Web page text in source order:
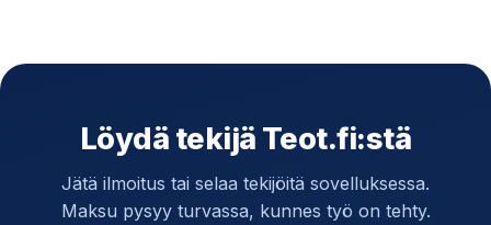
Löydä tekijä Teot.fi:stä
Jätä ilmoitus tai selaa tekijöitä sovelluksessa.
Maksu pysyy turvassa, kunnes työ on tehty.